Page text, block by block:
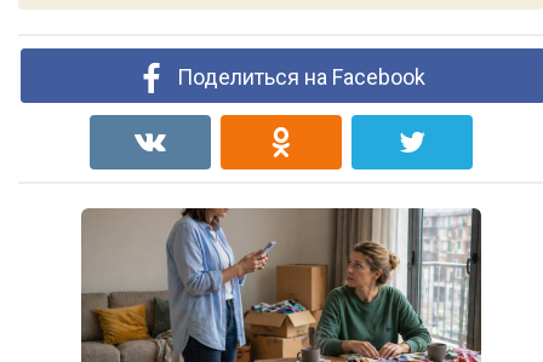
Поделиться на Facebook